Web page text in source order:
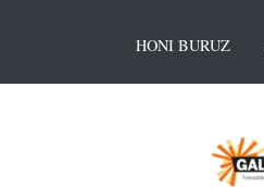
HONI BURUZ